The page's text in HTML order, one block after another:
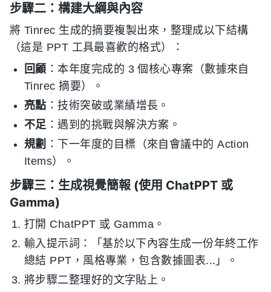
步驟二：構建大綱與內容
將 Tinrec 生成的摘要複製出來，整理成以下結構
（這是 PPT 工具最喜歡的格式）：
回顧 ：本年度完成的 3 個核心專案（數據來自
Tinrec 摘要）。
亮點 ：技術突破或業績增長。
不足 ：遇到的挑戰與解決方案。
規劃 ：下一年度的目標（來自會議中的 Action
Items）。
步驟三：生成視覺簡報 (使用 ChatPPT 或
Gamma)
打開 ChatPPT 或 Gamma。
輸入提示詞：「基於以下內容生成一份年終工作
總結 PPT，風格專業，包含數據圖表...」。
將步驟二整理好的文字貼上。